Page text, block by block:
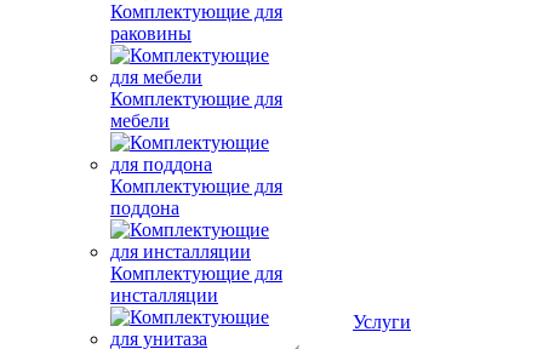
Комплектующие для
раковины
Комплектующие для
мебели
Комплектующие для
поддона
Комплектующие для
инсталляции
Услуги